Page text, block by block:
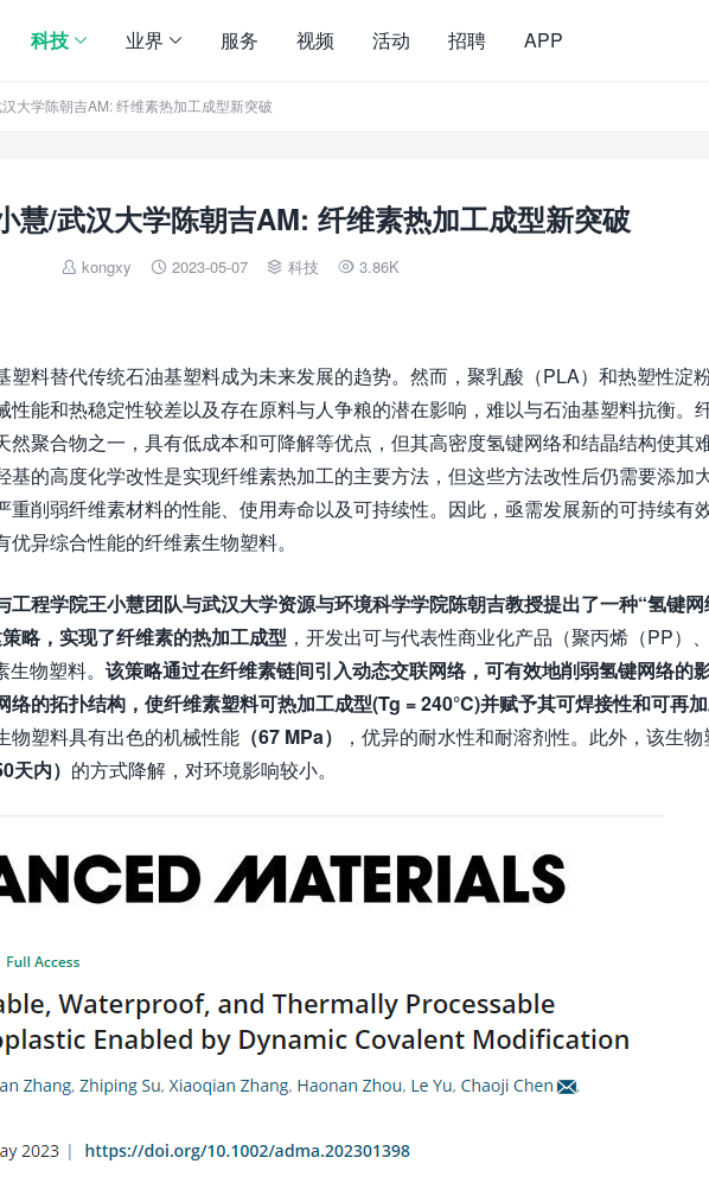
科技 业界 服务 视频 活动 招聘 APP
大学陈朝吉AM: 纤维素热加工成型新突破
慧/武汉大学陈朝吉AM: 纤维素热加工成型新突破
 kongxy  2023-05-07  科技  3.86K
塑料替代传统石油基塑料成为未来发展的趋势。然而，聚乳酸（PLA）和热塑性淀
性能和热稳定性较差以及存在原料与人争粮的潜在影响，难以与石油基塑料抗衡。
然聚合物之一，具有低成本和可降解等优点，但其高密度氢键网络和结晶结构使其
基的高度化学改性是实现纤维素热加工的主要方法，但这些方法改性后仍需要添加
重削弱纤维素材料的性能、使用寿命以及可持续性。因此，亟需发展新的可持续有
异综合性能的纤维素生物塑料。
工程学院王小慧团队与武汉大学资源与环境科学学院陈朝吉教授提出了一种“氢键
略，实现了纤维素的热加工成型 ，开发出可与代表性商业化产品（聚丙烯（PP）、
物塑料。 该策略通过在纤维素链间引入动态交联网络，可有效地削弱氢键网络的
络的拓扑结构，使纤维素塑料可热加工成型(Tg = 240°C)并赋予其可焊接性和可再
物塑料具有出色的机械性能 （67 MPa）
，优异的耐水性和耐溶剂性。此外，该生物
天内） 的方式降解，对环境影响较小。